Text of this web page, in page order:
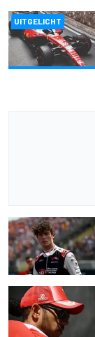
UITGELICHT